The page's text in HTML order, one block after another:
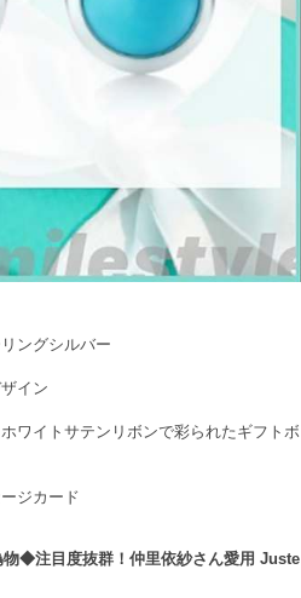
ングシルバー
イン
ワイトサテンリボンで彩られたギフトボ
ジカード
◆注目度抜群！仲里依紗さん愛用 Juste